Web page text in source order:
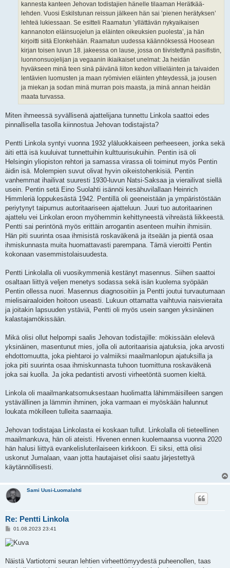
kannesta kanteen Jehovan todistajien hänelle tilaaman Herätkää-
lehden. Vuosi Eskilstunan reissun jälkeen hän sai ’pienen herätyksen’
lehteä lukiessaan. Se esitteli Raamatun ’yllättävän nykyaikaisen
kannanoton eläinsuojelun ja eläinten oikeuksien puolesta’, ja hän
kirjoitti siitä Elonkehään. Raamatun uudessa käännöksessä Hoosean
kirjan toisen luvun 18. jakeessa on lause, jossa on tiivistettynä pasifistin,
luonnonsuojelijan ja vegaanin ikiaikaiset unelmat: Ja heidän
hyväkseen minä teen sinä päivänä liiton kedon villieläinten ja taivaiden
lentävien luomusten ja maan ryömivien eläinten yhteydessä, ja jousen
ja miekan ja sodan minä murran pois maasta, ja minä annan heidän
maata turvassa.
Miten ihmeessä syvällisenä ajattelijana tunnettu Linkola saattoi edes
pinnallisella tasolla kiinnostua Jehovan todistajista?
Pentti Linkola syntyi vuonna 1932 yläluokkaiseen perheeseen, jonka sekä
äiti että isä kuuluivat tunnettuihin kulttuurisukuihin. Pentin isä oli
Helsingin yliopiston rehtori ja samassa virassa oli toiminut myös Pentin
äidin isä. Molempien suvut olivat hyvin oikeistohenkisiä. Pentin
vanhemmat ihailivat suuresti 1930-luvun Natsi-Saksaa ja vierailivat siellä
usein. Pentin setä Eino Suolahti isännöi kesähuvilallaan Heinrich
Himmleriä loppukesästä 1942. Pentillä oli geeneistään ja ympäristöstään
periytynyt taipumus autoritaariseen ajatteluun. Juuri tuo autoritaarinen
ajattelu vei Linkolan eroon myöhemmin kehittyneestä vihreästä liikkeestä.
Pentti sai perintönä myös erittäin arrogantin asenteen muihin ihmisiin.
Hän piti suurinta osaa ihmisistä roskaväkenä ja itseään ja pientä osaa
ihmiskunnasta muita huomattavasti parempana. Tämä vieroitti Pentin
kokonaan vasemmistolaisuudesta.
Pentti Linkolalla oli vuosikymmeniä kestänyt masennus. Siihen saattoi
osaltaan liittyä veljen menetys sodassa sekä isän kuolema syöpään
Pentin ollessa nuori. Masennus diagnosoitiin ja Pentti joutui turvautumaan
mielisairaaloiden hoitoon useasti. Lukuun ottamatta vaihtuvia naisvieraita
ja joitakin lapsuuden ystäviä, Pentti oli myös usein sangen yksinäinen
kalastajamökissään.
Mikä olisi ollut helpompi saalis Jehovan todistajille: mökissään elelevä
yksinäinen, masentunut mies, jolla oli autoritaarisia ajatuksia, joka arvosti
ehdottomuutta, joka piehtaroi jo valmiiksi maailmanlopun ajatuksilla ja
joka piti suurinta osaa ihmiskunnasta tuhoon tuomittuna roskaväkenä
joka sai kuolla. Ja joka pedantisti arvosti virheetöntä suomen kieltä.
Linkola oli maailmankatsomuksestaan huolimatta lähimmäisilleen sangen
ystävällinen ja lämmin ihminen, joka varmaan ei myöskään halunnut
loukata mökilleen tulleita saarnaajia.
Jehovan todistajaa Linkolasta ei koskaan tullut. Linkolalla oli tieteellinen
maailmankuva, hän oli ateisti. Hivenen ennen kuolemaansa vuonna 2020
hän halusi liittyä evankelisluterilaiseen kirkkoon. Ei siksi, että olisi
uskonut Jumalaan, vaan jotta hautajaiset olisi saatu järjestettyä
käytännöllisesti.
Sami Uusi-Luomalahti
Re: Pentti Linkola
V
e
s
i
01.08.2023 23:41
Näistä Vartiotorni seuran lehtien virheettömyydestä puheenollen, taas